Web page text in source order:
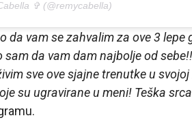
✞ (@remycabella)
da vam se zahvalim za ove 3 lepe
da vam dam najbolje od
sve ove sjajne trenutke u
su ugravirane u meni! Teška